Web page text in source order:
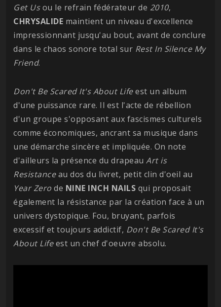
Get Usou le refrain fédérateur de 2010,
CHRYSALIDE maintient un niveau d'excellence
impressionnant jusqu'au bout, avant de conclure
dans le chaos sonore total sur Rest In Silence My
Friend.
Don't Be Scared It's About Lifeest un album
d'une puissance rare. Il est l'acte de rébellion
d'un groupe s'opposant aux fascismes culturels
comme économiques, ancrant sa musique dans
une démarche sincère et impliquée. On note
d'ailleurs la présence du drapeau Art is
Resistanceau dos du livret, petit clin d'oeil au
Year Zero de NINE INCH NAILS qui proposait
également la résistance par la création face à un
univers dystopique. Fou, bruyant, parfois
excessif et toujours addictif, Don't Be Scared It's
About Lifeest un chef d'oeuvre absolu.